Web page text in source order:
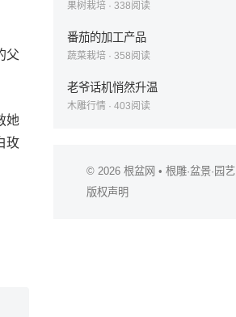
父
她
玫
果树栽培 · 338阅读
番茄的加工产品
蔬菜栽培 · 358阅读
老爷话机悄然升温
木雕行情 · 403阅读
© 2026 根盆网 • 根雕·盆景·园艺
版权声明